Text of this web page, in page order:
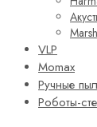
VLP
Momax
Ручные
Роботы-